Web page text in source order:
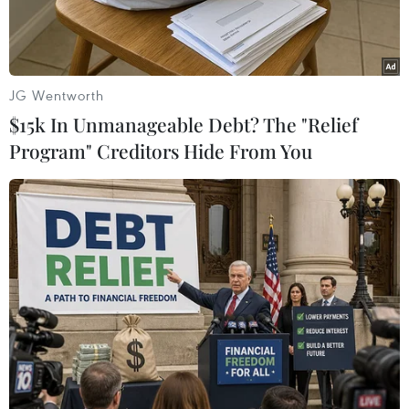
Hiện trường vụ xả súng. (Nguồn: abcnews)
Ít nhất 4 người đã thiệt mạng, bao gồm nghi
phạm, và 2 sỹ quan cảnh sát bị thương trong
một vụ xả súng xảy ra ngày 15/5 (theo giờ địa
phương) tại thành phố Farmington thuộc hạt
San Juan, bang New Mexico, Tây Nam nước Mỹ.
JG Wentworth
$15k In Unmanageable Debt? The "Relief
Program" Creditors Hide From You